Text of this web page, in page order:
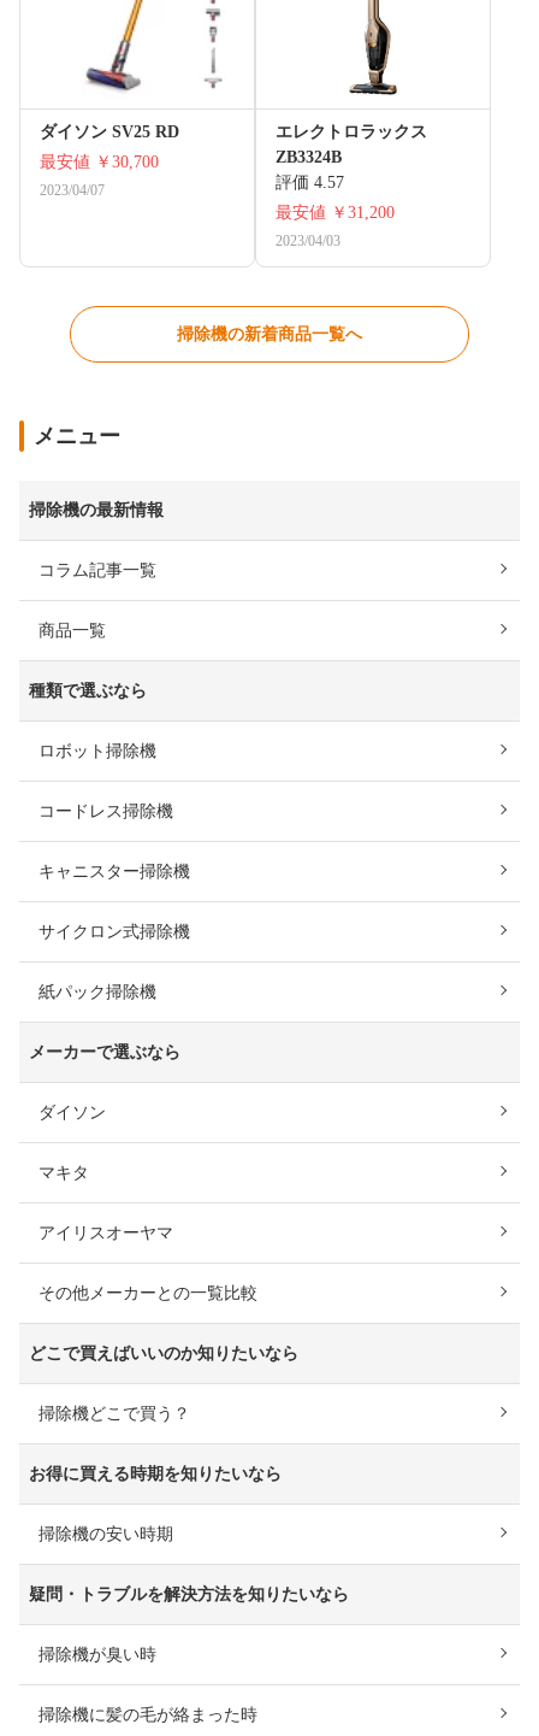
ダイソン SV25 RD
最安値 ￥30,700
2023/04/07
エレクトロラックス
ZB3324B
評価 4.57
最安値 ￥31,200
2023/04/03
掃除機の新着商品一覧へ
メニュー
掃除機の最新情報
コラム記事一覧
商品一覧
種類で選ぶなら
ロボット掃除機
コードレス掃除機
キャニスター掃除機
サイクロン式掃除機
紙パック掃除機
メーカーで選ぶなら
ダイソン
マキタ
アイリスオーヤマ
その他メーカーとの一覧比較
どこで買えばいいのか知りたいなら
掃除機どこで買う？
お得に買える時期を知りたいなら
掃除機の安い時期
疑問・トラブルを解決方法を知りたいなら
掃除機が臭い時
掃除機に髪の毛が絡まった時